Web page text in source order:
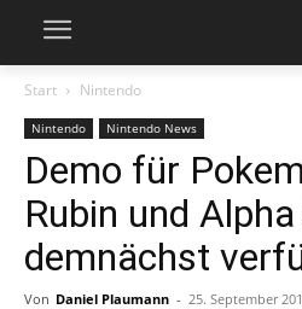
Start Nintendo
Nintendo Nintendo News
Demo für
Rubin und
demnächst
Von Daniel Plaumann - 25. September